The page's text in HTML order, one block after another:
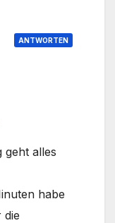
ANTWORTEN
geht alles
habe
die